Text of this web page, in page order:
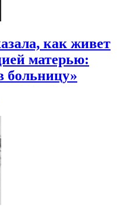
как живет
матерью:
больницу»